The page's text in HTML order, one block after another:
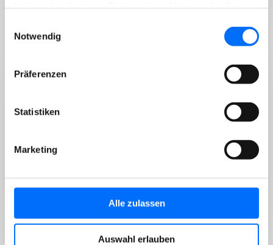
Notwendig
Präferenzen
Statistiken
Marketing
Alle zulassen
Auswahl erlauben
DIENSTE
Fünfte Kartonpresse am Vigil-Platz
Wertstoffsammlung im Stadtgebiet weiter aus. Am